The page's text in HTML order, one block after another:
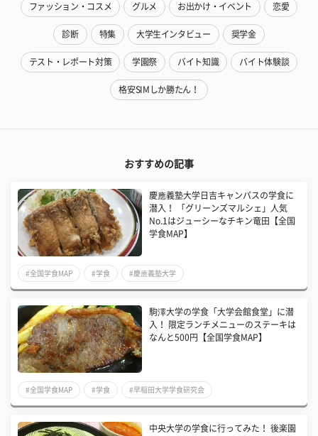
ファッション・コスメ グルメ お出かけ・イベント 恋愛
診断 特集 大学生インタビュー 奨学金
テスト・レポート対策 学園祭 バイト知識 バイト体験談
格安SIMしか勝たん！
おすすめの記事
慶應義塾大学日吉キャンパスの学食に
潜入！ 「グリーンズマルシェ」人気
No.1はジューシーなチキン竜田【全国
学食MAP】
#全国学食MAP #学食 #慶應義塾大学
駒澤大学の学食「大学会館食堂」に潜
入！ 限定ランチメニューのステーキは
なんと500円【全国学食MAP】
#全国学食MAP #学食 #早稲田大学学食研究会
中央大学の学食に行ってみた！ 後楽園